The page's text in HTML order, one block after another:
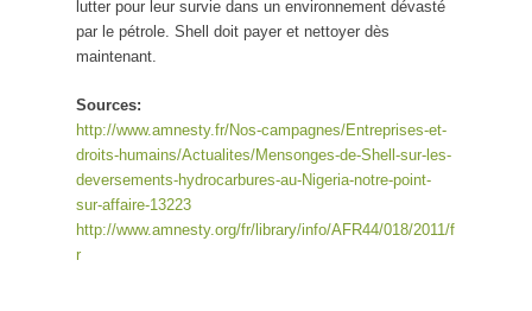
lutter pour leur survie dans un environnement dévasté
par le pétrole. Shell doit payer et nettoyer dès
maintenant.
Sources:
http://www.amnesty.fr/Nos-campagnes/Entreprises-et-
droits-humains/Actualites/Mensonges-de-Shell-sur-les-
deversements-hydrocarbures-au-Nigeria-notre-point-
sur-affaire-13223
http://www.amnesty.org/fr/library/info/AFR44/018/2011/f
r